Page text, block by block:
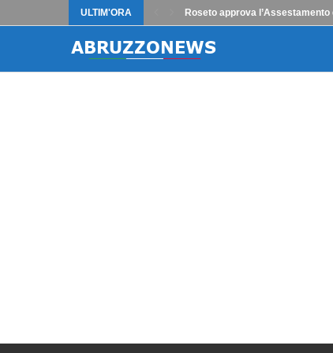
ULTIM'ORA Roseto approva